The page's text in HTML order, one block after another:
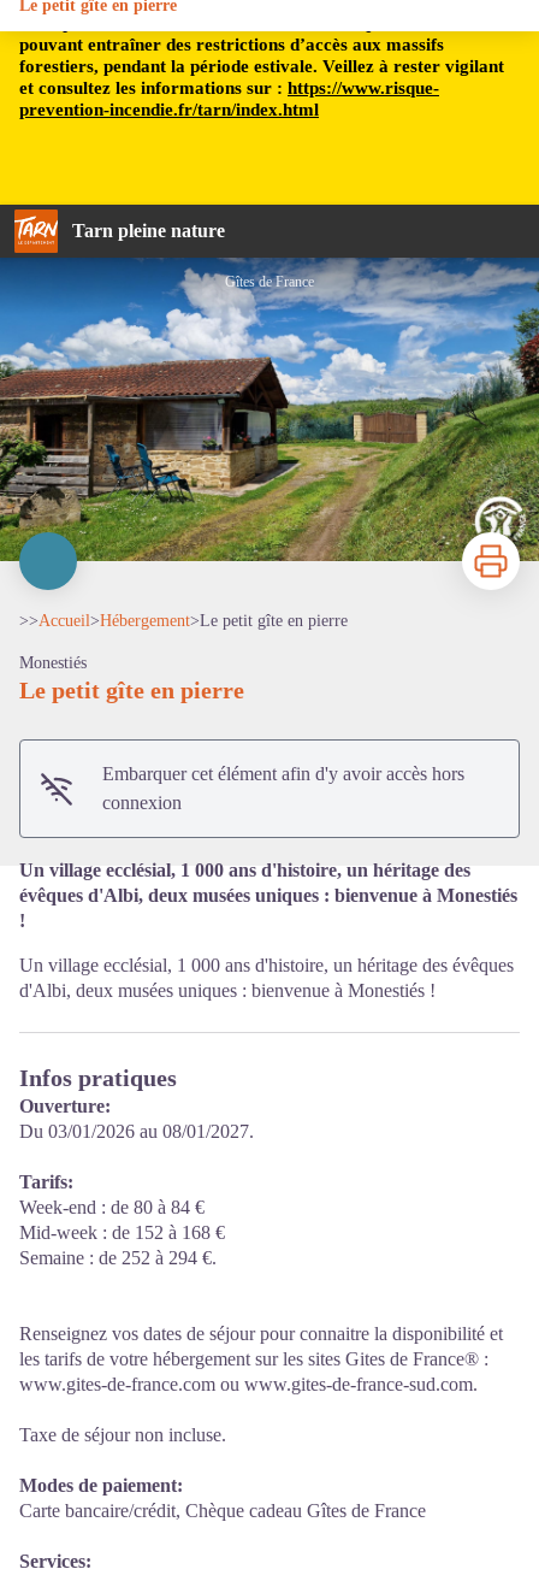
pouvant entraîner des restrictions d’accès aux massifs
forestiers, pendant la période estivale. Veillez à rester vigilant
et consultez les informations sur : https://www.risque-
prevention-incendie.fr/tarn/index.html
Tarn pleine nature
Le petit gîte en pierre
Gîtes de France
Imprimer
>>Accueil>Hébergement>Le petit gîte en pierre
Monestiés
Le petit gîte en pierre
Embarquer cet élément afin d'y avoir accès hors
connexion
Un village ecclésial, 1 000 ans d'histoire, un héritage des
évêques d'Albi, deux musées uniques : bienvenue à Monestiés
!
Un village ecclésial, 1 000 ans d'histoire, un héritage des évêques
d'Albi, deux musées uniques : bienvenue à Monestiés !
Infos pratiques
Ouverture:
Du 03/01/2026 au 08/01/2027.
Tarifs:
Week-end : de 80 à 84 €
Mid-week : de 152 à 168 €
Semaine : de 252 à 294 €.
Renseignez vos dates de séjour pour connaitre la disponibilité et
les tarifs de votre hébergement sur les sites Gites de France® :
www.gites-de-france.com ou www.gites-de-france-sud.com.
Taxe de séjour non incluse.
Modes de paiement:
Carte bancaire/crédit, Chèque cadeau Gîtes de France
Services: